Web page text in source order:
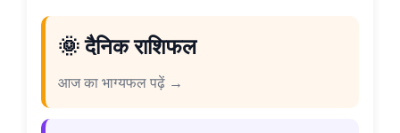
🌞 दैनिक राशिफल
आज का भाग्यफल पढ़ें →